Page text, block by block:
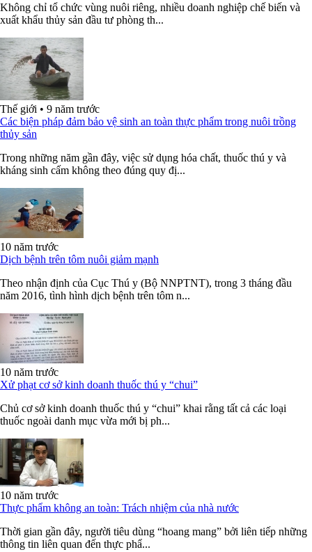
Không chỉ tổ chức vùng nuôi riêng, nhiều doanh nghiệp chế biến và
xuất khẩu thủy sản đầu tư phòng th...
Thế giới • 9 năm trước
Các biện pháp đảm bảo vệ sinh an toàn thực phẩm trong nuôi trồng
thủy sản
Trong những năm gần đây, việc sử dụng hóa chất, thuốc thú y và
kháng sinh cấm không theo đúng quy đị...
10 năm trước
Dịch bệnh trên tôm nuôi giảm mạnh
Theo nhận định của Cục Thú y (Bộ NNPTNT), trong 3 tháng đầu
năm 2016, tình hình dịch bệnh trên tôm n...
10 năm trước
Xử phạt cơ sở kinh doanh thuốc thú y “chui”
Chủ cơ sở kinh doanh thuốc thú y “chui” khai rằng tất cả các loại
thuốc ngoài danh mục vừa mới bị ph...
10 năm trước
Thực phẩm không an toàn: Trách nhiệm của nhà nước
Thời gian gần đây, người tiêu dùng “hoang mang” bởi liên tiếp những
thông tin liên quan đến thực phẩ...